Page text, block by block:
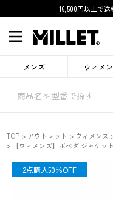
16,500円以上で送
メンズ ウィメ
TOP アウトレット ウィメンズ
【ウィメンズ】ポベダ ジャケット
OUTLET
2点購入50％OFF